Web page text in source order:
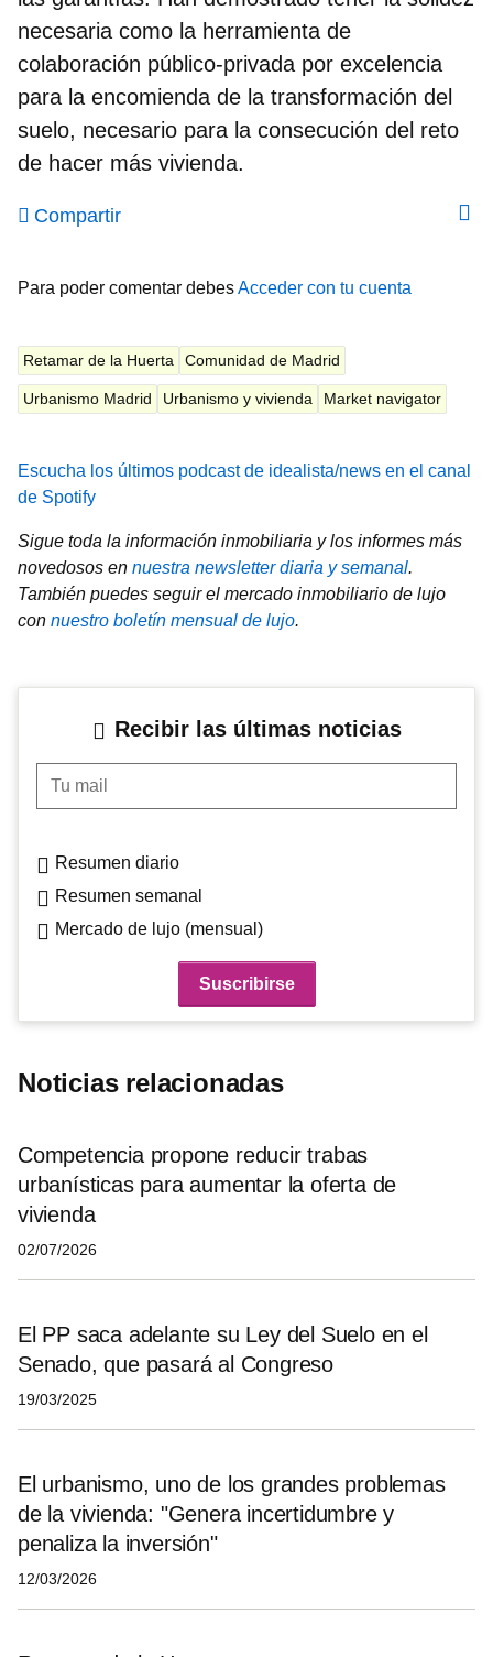
necesaria como la herramienta de
colaboración público-privada por excelencia
para la encomienda de la transformación del
suelo, necesario para la consecución del reto
de hacer más vivienda.
Compartir
Para poder comentar debesAcceder con tu cuenta
Retamar de la Huerta Comunidad de Madrid
Urbanismo Madrid Urbanismo y vivienda Market navigator
Escucha los últimos podcast de idealista/news en el canal
de Spotify
Sigue toda la información inmobiliaria y los informes más
novedosos en nuestra newsletter diaria y semanal.
También puedes seguir el mercado inmobiliario de lujo
con nuestro boletín mensual de lujo.
Recibir las últimas noticias
Tu mail
Resumen diario
Resumen semanal
Mercado de lujo (mensual)
Noticias relacionadas
Competencia propone reducir trabas
urbanísticas para aumentar la oferta de
vivienda
02/07/2026
El PP saca adelante su Ley del Suelo en el
Senado, que pasará al Congreso
19/03/2025
El urbanismo, uno de los grandes problemas
de la vivienda: "Genera incertidumbre y
penaliza la inversión"
12/03/2026